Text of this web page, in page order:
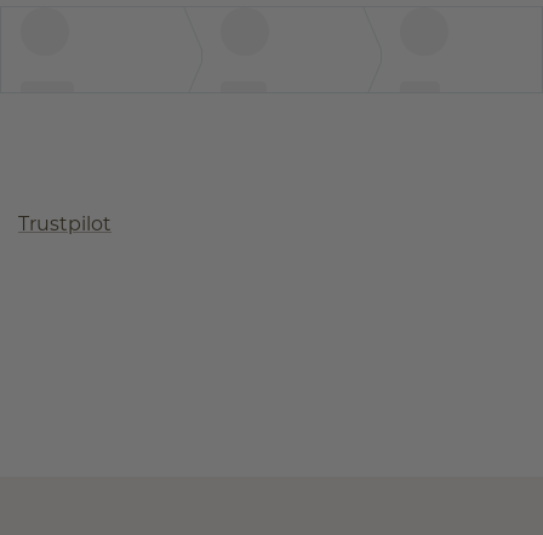
Trustpilot